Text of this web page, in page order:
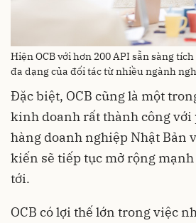
Hiện OCB với hơn 200 API sẵn sàng
đa dạng của đối tác từ nhiều ngành
Đặc biệt, OCB cũng là một
kinh doanh rất thành công với
hàng doanh nghiệp Nhật Bản
kiến sẽ tiếp tục mở rộng
tới.
OCB có lợi thế lớn trong việc